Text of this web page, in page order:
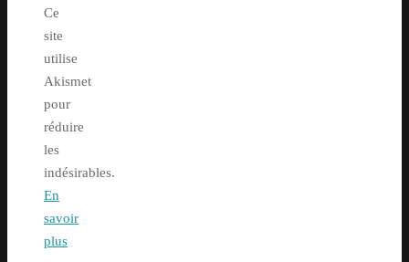
Ce
site
utilise
Akismet
pour
réduire
les
indésirables.
En
savoir
plus